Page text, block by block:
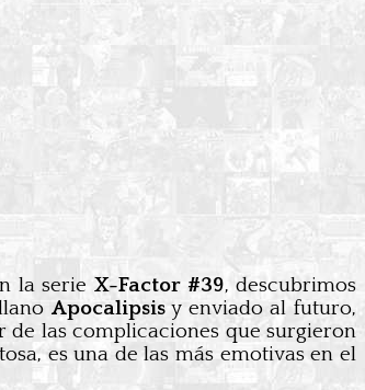
la serie X-Factor #39, descubrimos
Apocalipsisy enviado al futuro,
de las complicaciones que surgieron
es una de las más emotivas en el